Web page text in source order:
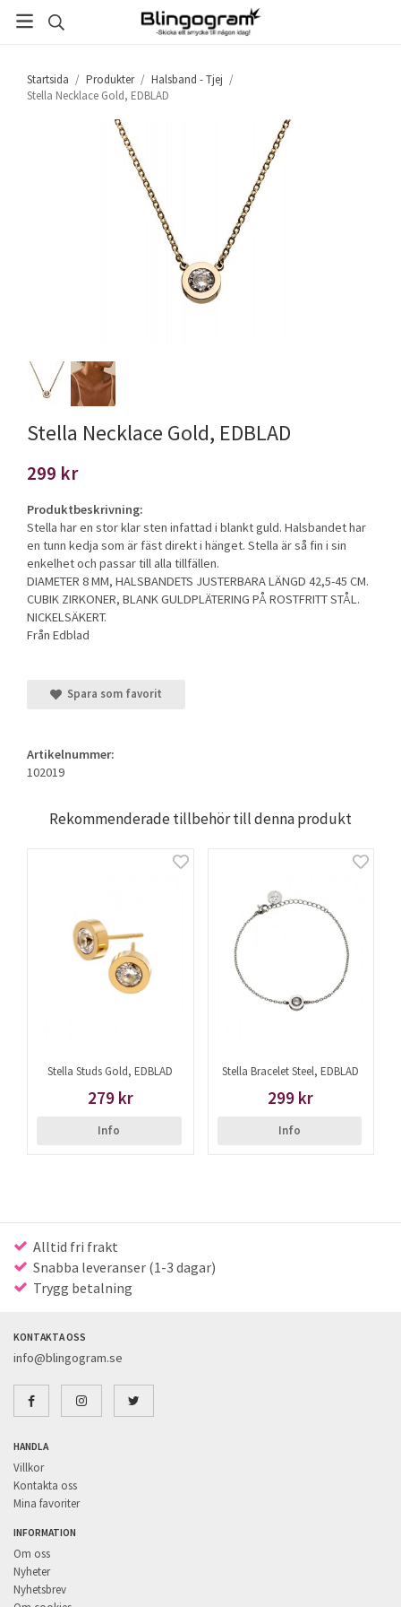
Startsida / Produkter / Halsband - Tjej /
Stella Necklace Gold, EDBLAD
Stella Necklace Gold, EDBLAD
299 kr
Produktbeskrivning:
Stella har en stor klar sten infattad i blankt guld. Halsbandet har
en tunn kedja som är fäst direkt i hänget. Stella är så fin i sin
enkelhet och passar till alla tillfällen.
DIAMETER 8 MM, HALSBANDETS JUSTERBARA LÄNGD 42,5-45 CM.
CUBIK ZIRKONER, BLANK GULDPLÄTERING PÅ ROSTFRITT STÅL.
NICKELSÄKERT.
Från Edblad
Spara som favorit
Artikelnummer:
102019
Rekommenderade tillbehör till denna produkt
Stella Studs Gold, EDBLAD
279 kr
Info
Stella Bracelet Steel, EDBLAD
299 kr
Info
Alltid fri frakt
Snabba leveranser (1-3 dagar)
Trygg betalning
KONTAKTA OSS
info@blingogram.se
HANDLA
Villkor
Kontakta oss
Mina favoriter
INFORMATION
Om oss
Nyheter
Nyhetsbrev